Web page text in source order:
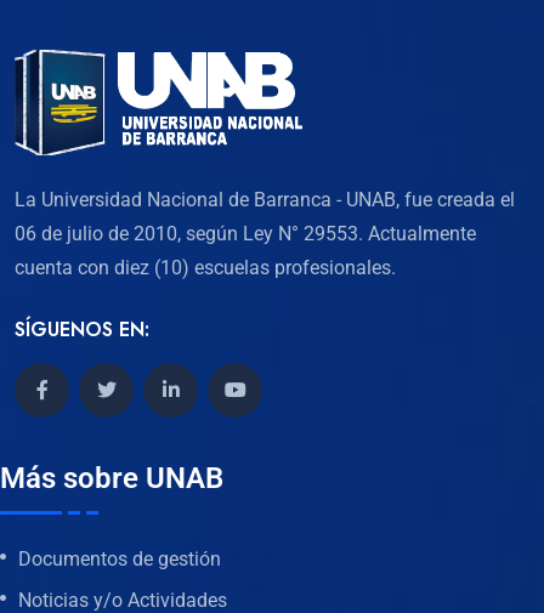
La Universidad Nacional de Barranca - UNAB, fue creada el
06 de julio de 2010, según Ley N° 29553. Actualmente
cuenta con diez (10) escuelas profesionales.
SÍGUENOS EN:
Más sobre UNAB
Documentos de gestión
Noticias y/o Actividades